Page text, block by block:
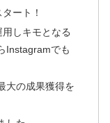
ート！
しキモとなる
Instagramでも
大の成果獲得を